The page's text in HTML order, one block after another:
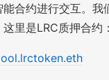
合约进行交互。我
里是LRC质押合约